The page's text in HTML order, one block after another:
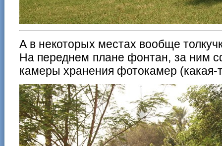
А в некоторых местах вообще
На переднем плане фонтан, за ним
камеры хранения фотокамер (какая-